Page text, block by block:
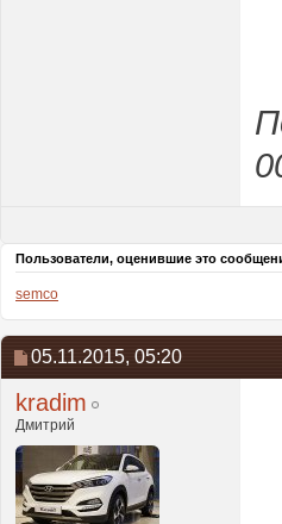
Пользователи, оценившие это
semco
05.11.2015, 05:20
kradim
Дмитрий